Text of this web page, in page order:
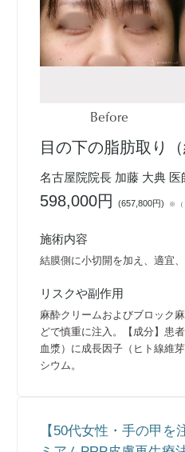
Before
目の下の脂肪取り
名古屋院院長 加藤 大典 医
598,000円(657,800円) ※ （
施術内容
結膜側に小切開を加え、適宜
リスクや副作用
麻酔クリームおよびブロック
どで慎重に注入。【成分】患
血漿）に成長因子（ヒト線維
シウム。
【50代女性・手の甲